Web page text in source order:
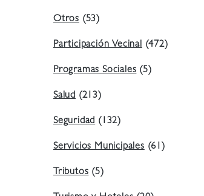
Otros (53)
Participación Vecinal(472)
Programas Sociales(5)
Salud (213)
Seguridad(132)
Servicios Municipales(61)
Tributos(5)